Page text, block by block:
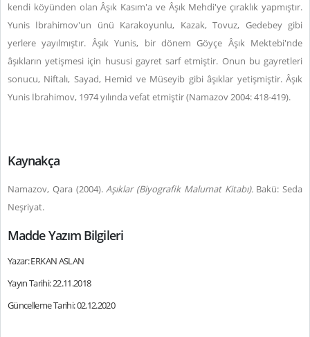
kendi köyünden olan Âşık Kasım'a ve Âşık Mehdi'ye çıraklık yapmıştır.
Yunis İbrahimov'un ünü Karakoyunlu, Kazak, Tovuz, Gedebey gibi
yerlere yayılmıştır. Âşık Yunis, bir dönem Göyçe Âşık Mektebi'nde
âşıkların yetişmesi için hususi gayret sarf etmiştir. Onun bu gayretleri
sonucu, Niftalı, Sayad, Hemid ve Müseyib gibi âşıklar yetişmiştir. Âşık
Yunis İbrahimov, 1974 yılında vefat etmiştir (Namazov 2004: 418-419).
Kaynakça
Namazov, Qara (2004).Aşıklar (Biyografik Malumat Kitabı).Bakü: Seda
Neşriyat.
Madde Yazım Bilgileri
Yazar: ERKAN ASLAN
Yayın Tarihi: 22.11.2018
Güncelleme Tarihi: 02.12.2020